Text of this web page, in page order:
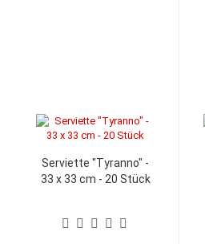
Serviette "Tyranno" -
33 x 33 cm - 20 Stück